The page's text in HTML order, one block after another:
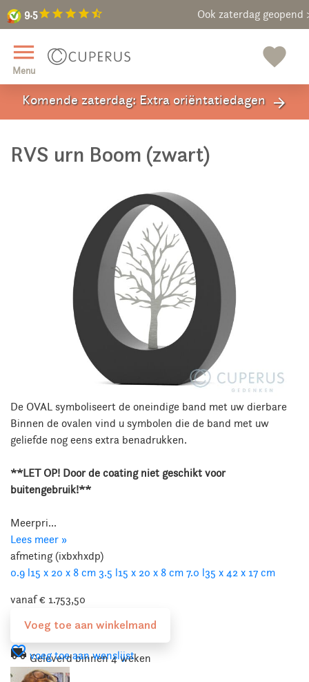
9.5star star star star star_half Ook zaterdag geopend
9.5 Maak een vrijblijvende
menu
Menu favorite
close
Komende zaterdag: Extra oriëntatiedagen arrow_forward
RVS urn Boom (zwart)
De OVAL symboliseert de oneindige band met uw dierbare
Binnen de ovalen vind u symbolen die de band met uw
geliefde nog eens extra benadrukken.
**LET OP! Door de coating niet geschikt voor
buitengebruik!**
Meerpri...
Lees meer »
afmeting (ixbxhxdp)
0.9 l15 x 20 x 8 cm 3.5 l15 x 20 x 8 cm 7.0 l35 x 42 x 17 cm
vanaf € 1.753,50
Voeg toe aan winkelmand
favorite_border voeg toe aan wenslijst
local_shipping Geleverd binnen 4 weken